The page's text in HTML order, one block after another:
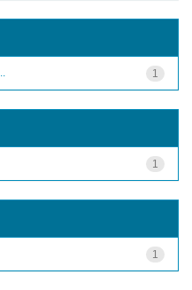
1
1
1